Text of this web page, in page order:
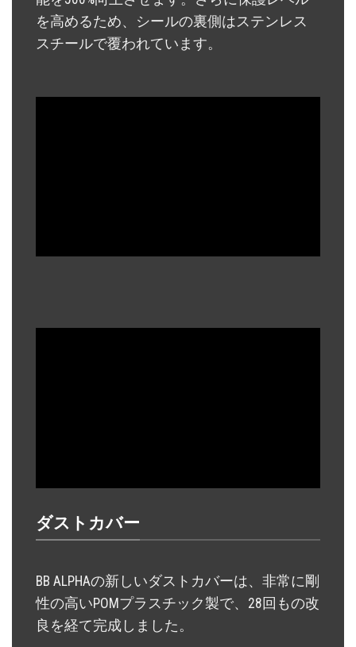
を高めるため、シールの裏側はステンレス
スチールで覆われています。
ダストカバー
BB ALPHAの新しいダストカバーは、非常に剛
性の高いPOMプラスチック製で、28回もの改
良を経て完成しました。